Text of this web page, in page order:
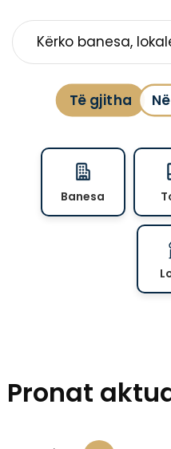
Të gjitha
Banesa
Pronat